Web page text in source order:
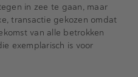
in zee te gaan, maar
transactie gekozen omdat
van alle betrokken
exemplarisch is voor